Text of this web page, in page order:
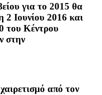
για το 2015 θα
2 Ιουνίου 2016 και
του Κέντρου
στην
από τον